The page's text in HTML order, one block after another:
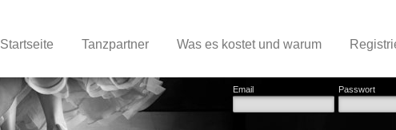
Startseite Tanzpartner Was es kostet und warum
Email Passwort